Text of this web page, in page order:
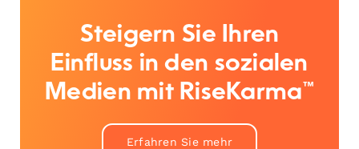
Steigern Sie Ihren
Einfluss in den sozialen
Medien mit RiseKarma™
Erfahren Sie mehr